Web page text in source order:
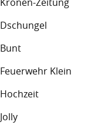
Dschungel
Bunt
Feuerwehr Klein
Hochzeit
Jolly